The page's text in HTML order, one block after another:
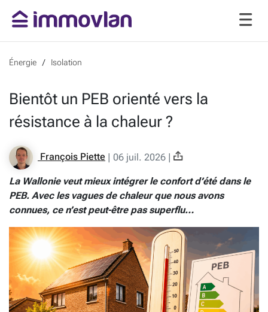
Énergie Isolation
Bientôt un PEB orienté vers la
résistance à la chaleur ?
François Piette | 06 juil. 2026 |
La Wallonie veut mieux intégrer le confort d’été dans le
PEB. Avec les vagues de chaleur que nous avons
connues, ce n’est peut-être pas superflu…